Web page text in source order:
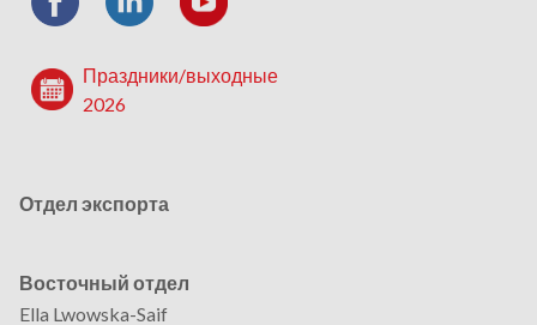
Праздники/выходные
2026
Отдел экспорта
Восточный отдел
Ella Lwowska-Saif